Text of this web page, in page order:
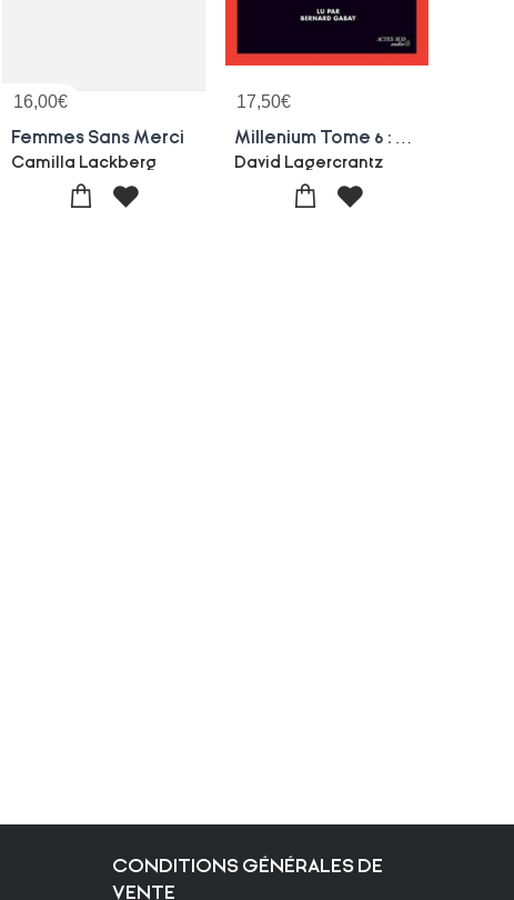
16,00€
Femmes Sans Merci
Camilla Lackberg
17,50€
David Lagercrantz
CONDITIONS GÉNÉRALES DE
VENTE